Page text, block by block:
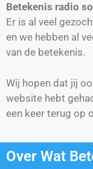
Betekenis radio
Er is al veel
en we hebben al
van de betekenis.
Wij hopen dat jij
website hebt
een keer terug op
Over Wat